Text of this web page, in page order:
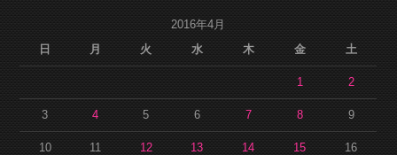
2016年4月
日
月 火 水 木 金 土
1 2
3 4 5 6 7 8 9
10 11 12 13 14 15 16